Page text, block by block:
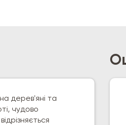
дерев'яні та
чудово